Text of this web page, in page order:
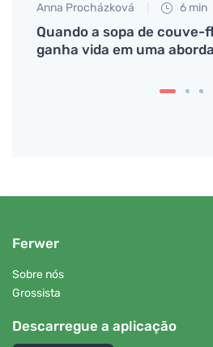
Anna Procházková 6 min
Quando a sopa de couve-
ganha vida em uma
Ferwer
Sobre nós
Grossista
Descarregue a aplicação